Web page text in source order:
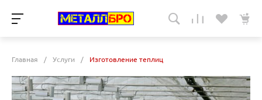
Главная / Услуги / Изготовление теплиц